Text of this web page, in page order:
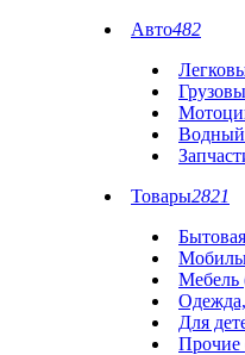
Авто482
Водный
Товары2821
Мебель
Для
Прочие